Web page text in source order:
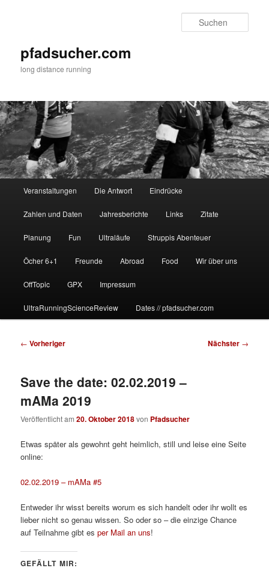
pfadsucher.com
long distance running
Veranstaltungen Die Antwort Eindrücke
Zahlen und Daten Jahresberichte Links Zitate
Planung Fun Ultraläufe Struppis Abenteuer
Öcher 6+1 Freunde Abroad Food Wir über uns
OffTopic GPX Impressum
UltraRunningScienceReview Dates // pfadsucher.com
Beitragsnavigation
← Vorheriger Nächster →
Save the date: 02.02.2019 –
mAMa 2019
Veröffentlicht am20. Oktober 2018von Pfadsucher
Etwas später als gewohnt geht heimlich, still und leise eine Seite
online:
02.02.2019 – mAMa #5
Entweder ihr wisst bereits worum es sich handelt oder ihr wollt es
lieber nicht so genau wissen. So oder so – die einzige Chance
auf Teilnahme gibt esper Mail an uns!
GEFÄLLT MIR: